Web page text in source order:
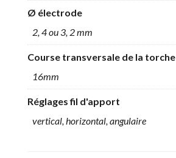
Ø électrode
2, 4 ou 3, 2 mm
Course transversale de la torche
16mm
Réglages fil d'apport
vertical, horizontal, angulaire